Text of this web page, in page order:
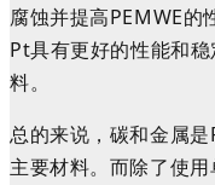
腐蚀并提高PEMWE的
Pt具有更好的性能和
料。
总的来说，碳和金属
主要材料。 而除了使